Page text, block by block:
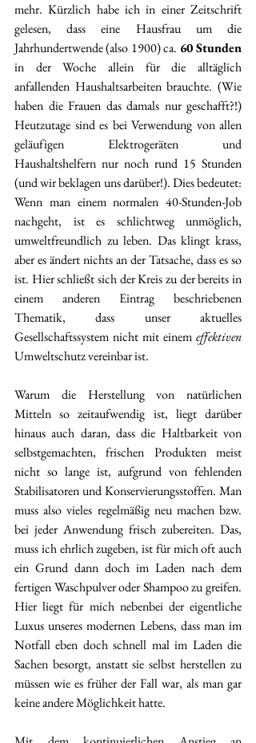
mehr. Kürzlich habe ich in einer Zeitschrift
gelesen, dass eine Hausfrau um die
Jahrhundertwende (also 1900) ca. 60 Stunden
in der Woche allein für die alltäglich
anfallenden Haushaltsarbeiten brauchte. (Wie
haben die Frauen das damals nur geschafft?!)
Heutzutage sind es bei Verwendung von allen
geläufigen Elektrogeräten und
Haushaltshelfern nur noch rund 15 Stunden
(und wir beklagen uns darüber!). Dies bedeutet:
Wenn man einem normalen 40-Stunden-Job
nachgeht, ist es schlichtweg unmöglich,
umweltfreundlich zu leben. Das klingt krass,
aber es ändert nichts an der Tatsache, dass es so
ist. Hier schließt sich der Kreis zu der bereits in
einem anderen Eintrag beschriebenen
Thematik, dass unser aktuelles
Gesellschaftssystem nicht mit einem effektiven
Umweltschutz vereinbar ist.
Warum die Herstellung von natürlichen
Mitteln so zeitaufwendig ist, liegt darüber
hinaus auch daran, dass die Haltbarkeit von
selbstgemachten, frischen Produkten meist
nicht so lange ist, aufgrund von fehlenden
Stabilisatoren und Konservierungsstoffen. Man
muss also vieles regelmäßig neu machen bzw.
bei jeder Anwendung frisch zubereiten. Das,
muss ich ehrlich zugeben, ist für mich oft auch
ein Grund dann doch im Laden nach dem
fertigen Waschpulver oder Shampoo zu greifen.
Hier liegt für mich nebenbei der eigentliche
Luxus unseres modernen Lebens, dass man im
Notfall eben doch schnell mal im Laden die
Sachen besorgt, anstatt sie selbst herstellen zu
müssen wie es früher der Fall war, als man gar
keine andere Möglichkeit hatte.